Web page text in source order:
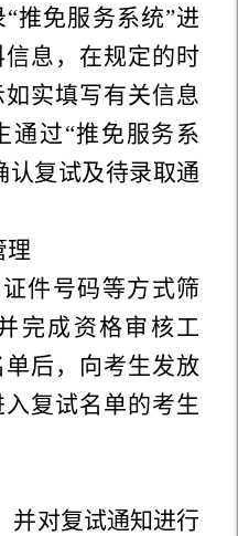
推免服务系统”进
息，在规定的时
实填写有关信息
通过“推免服务系
认复试及待录取通
理
件号码等方式筛
完成资格审核工
后，向考生发放
复试名单的考生
并对复试通知进行